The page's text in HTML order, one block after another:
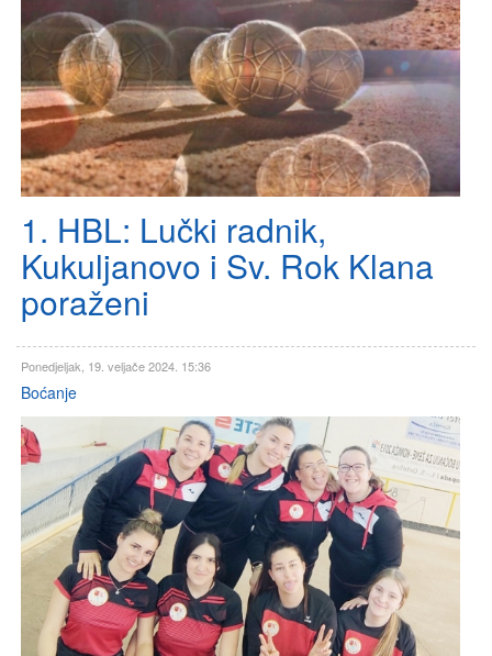
1. HBL: Lučki radnik,
Kukuljanovo i Sv. Rok Klana
poraženi
Ponedjeljak, 19. veljače 2024. 15:36
Boćanje